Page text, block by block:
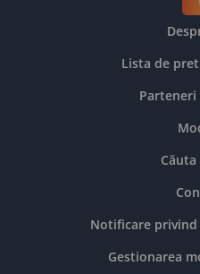
Lista de
Parteneri
Notificare
Gestionarea